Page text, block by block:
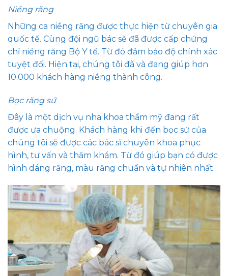
Niềng răng
Những ca niềng răng được thực hiện từ chuyên gia
quốc tế. Cùng đội ngũ bác sẽ đã được cấp chứng
chỉ niềng răng Bộ Y tế. Từ đó đảm bảo độ chính xác
tuyệt đối. Hiện tại, chúng tôi đã và đang giúp hơn
10.000 khách hàng niềng thành công.
Bọc răng sứ
Đây là một dịch vụ nha khoa thẩm mỹ đang rất
được ưa chuộng. Khách hàng khi đến bọc sứ của
chúng tôi sẽ được các bác sĩ chuyên khoa phục
hình, tư vấn và thăm khám. Từ đó giúp bạn có được
hình dáng răng, màu răng chuẩn và tự nhiên nhất.